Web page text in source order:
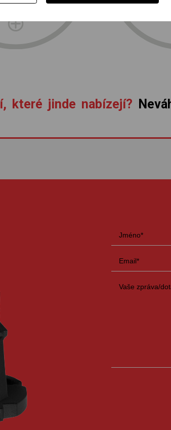
které jinde nabízejí?